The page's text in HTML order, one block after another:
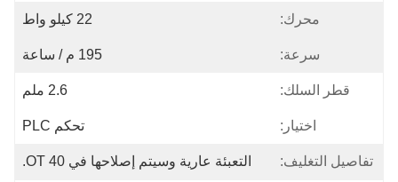
محرك: 22 كيلو واط
سرعة: 195 م / ساعة
قطر السلك: 2.6 ملم
اختيار: تحكم PLC
تفاصيل التغليف: التعبئة عارية وسيتم إصلاحها في 40 OT.